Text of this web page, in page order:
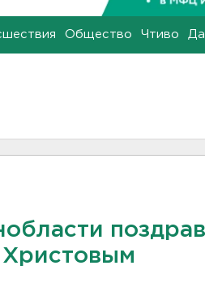
Общество Чтиво